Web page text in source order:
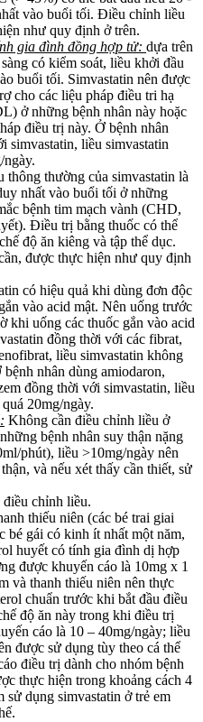
vào buổi tối. Điều chỉnh liều
như quy định ở trên.
gia đình đồng hợp tử: dựa trên
có kiểm soát, liều khởi đầu
buổi tối. Simvastatin nên được
cho các liệu pháp điều tri hạ
ở những bệnh nhân này hoặc
điều trị này. Ở bệnh nhân
simvastatin, liều simvastatin
thông thường của simvastatin là
nhất vào buổi tối ở những
bệnh tim mạch vành (CHD,
Điều trị bằng thuốc có thể
độ ăn kiêng và tập thể dục.
được thực hiện như quy định
có hiệu quả khi dùng đơn độc
vào acid mật. Nên uống trước
khi uống các thuốc gắn vào acid
đồng thời với các fibrat,
liều simvastatin không
nhân dùng amiodaron,
đồng thời với simvastatin, liều
20mg/ngày.
Không cần điều chỉnh liều ở
bệnh nhân suy thận nặng
phút), liều >10mg/ngày nên
và nếu xét thấy cần thiết, sử
chỉnh liều.
thiếu niên (các bé trai giai
bé gái có kinh ít nhất một năm,
huyết có tính gia đình dị hợp
được khuyến cáo là 10mg x 1
và thanh thiếu niên nên thực
chuẩn trước khi bắt đầu điều
độ ăn này trong khi điều trị
cáo là 10 – 40mg/ngày; liều
được sử dụng tùy theo cá thể
điều trị dành cho nhóm bệnh
thực hiện trong khoảng cách 4
dụng simvastatin ở trẻ em